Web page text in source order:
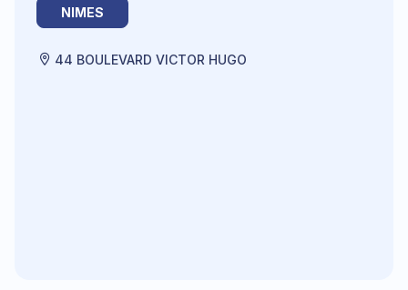
NIMES
44 BOULEVARD VICTOR HUGO